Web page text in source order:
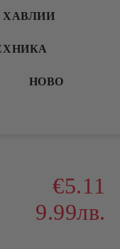
ХАВЛИИ
НОВО
€5.11
9.99лв.